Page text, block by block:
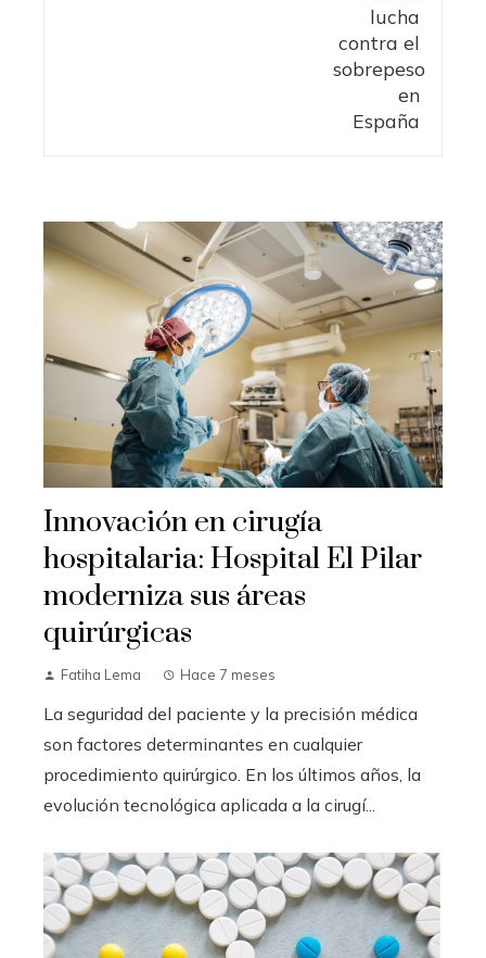
Innovación en cirugía
hospitalaria: Hospital El Pilar
moderniza sus áreas
quirúrgicas
Fatiha Lema Hace 7 meses
La seguridad del paciente y la precisión médica
son factores determinantes en cualquier
procedimiento quirúrgico. En los últimos años, la
evolución tecnológica aplicada a la cirugí...